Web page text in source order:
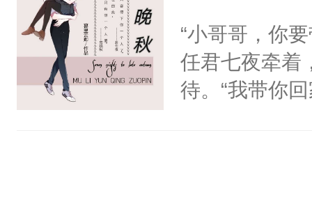
助，希望梁
救，但是并
那传说中清高
红，微微颤
“小哥哥，你
任君七夜牵着
待。“我带你